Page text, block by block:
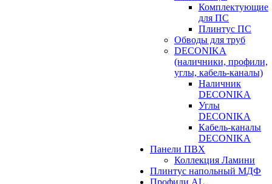
Комплектующие
для ПС
Плинтус ПС
Обводы для труб
DECONIKA
(наличники, профили,
углы, кабель-каналы)
Наличник
DECONIKA
Углы
DECONIKA
Кабель-каналы
DECONIKA
Панели ПВХ
Коллекция Ламини
Плинтус напольный МДФ
Профили AL